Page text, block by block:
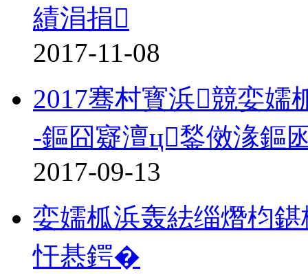
績涓捐
2017-11-08
2017骞村寳浜競娈嬬
-鏂囧寲澶ц鍫傚湪鏂
2017-09-13
娈嬬柧浜轰紶缁熸枃
忓惎鍔�